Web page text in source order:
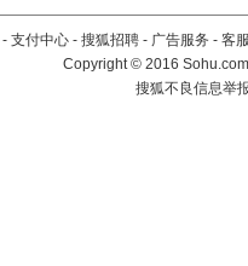
- 支付中心 - 搜狐招聘 - 广告服务 - 客
Copyright©2016
搜狐不良信息举